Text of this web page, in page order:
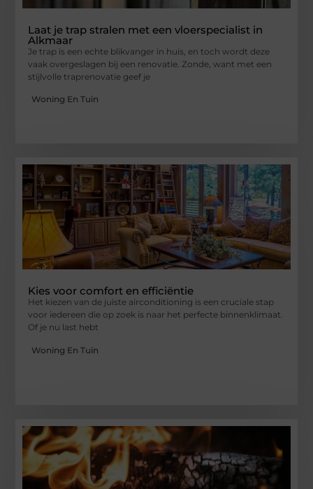
Laat je trap stralen met een vloerspecialist in
Alkmaar
Je trap is een echte blikvanger in huis, en toch wordt deze
vaak overgeslagen bij een renovatie. Zonde, want met een
stijlvolle traprenovatie geef je
Woning En Tuin
Kies voor comfort en efficiëntie
Het kiezen van de juiste airconditioning is een cruciale stap
voor iedereen die op zoek is naar het perfecte binnenklimaat.
Of je nu last hebt
Woning En Tuin